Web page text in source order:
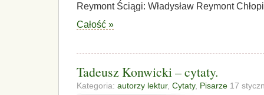
Reymont Ściągi: Władysław Reymont
Całość »
Tadeusz Konwicki – cytaty.
Kategoria: autorzy lektur, Cytaty, Pisarze 17